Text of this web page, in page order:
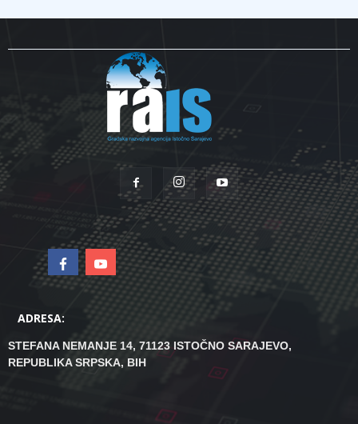
ADRESA:
STEFANA NEMANJE 14, 71123 ISTOČNO SARAJEVO,
REPUBLIKA SRPSKA, BIH